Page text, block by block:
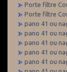
Porte filtre
Porte filtre
pano 41 ou
pano 41 ou
pano 41 ou
pano 41 ou
pano 41 ou